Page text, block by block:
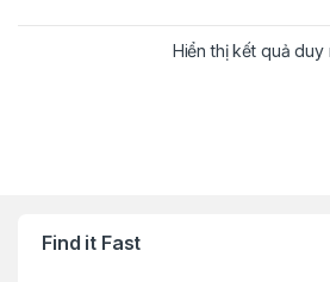
Hiển thị kết quả duy
Find it Fast